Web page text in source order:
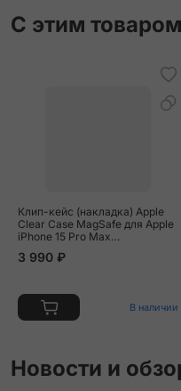
С этим
Клип-кейс (накладка) Apple
Clear Case MagSafe для Apple
iPhone 15 Pro Max
3 990 ₽
В наличии
Новости и